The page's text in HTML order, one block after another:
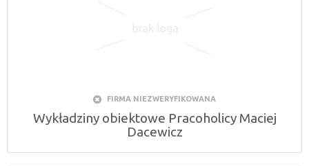
FIRMA NIEZWERYFIKOWANA
Wykładziny obiektowe Pracoholicy Maciej
Dacewicz